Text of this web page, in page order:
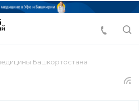
Башкортостана